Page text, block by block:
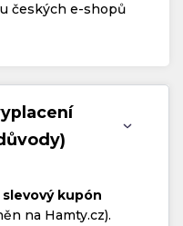
českých e-shopů
kupón
na Hamty.cz).